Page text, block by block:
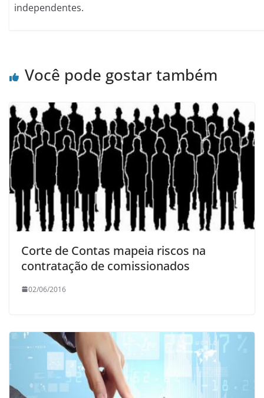
independentes.
Você pode gostar também
Corte de Contas mapeia riscos na
contratação de comissionados
02/06/2016